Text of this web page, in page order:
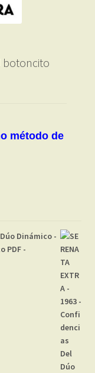
botoncito
método de
Dúo Dinámico -
PDF -